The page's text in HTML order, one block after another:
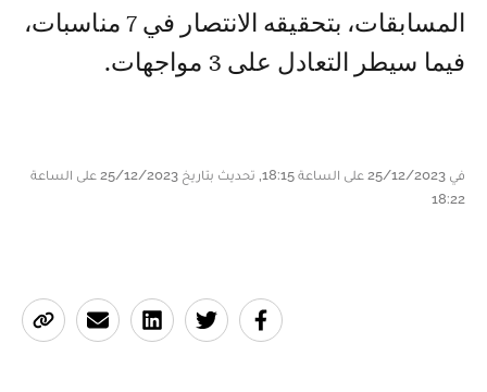
المسابقات، بتحقيقه الانتصار في 7 مناسبات،
فيما سيطر التعادل على 3 مواجهات.
في 25/12/2023 على الساعة 18:15, تحديث بتاريخ 25/12/2023 على الساعة
18:22